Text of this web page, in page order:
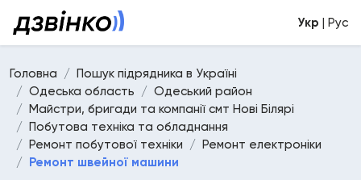
Укр | Рус
Головна
Пошук підрядника в Україні
Одеська область
Одеський район
Майстри, бригади та компанії смт Нові Білярі
Побутова техніка та обладнання
Ремонт побутової техніки
Ремонт електроніки
Ремонт швейної машини